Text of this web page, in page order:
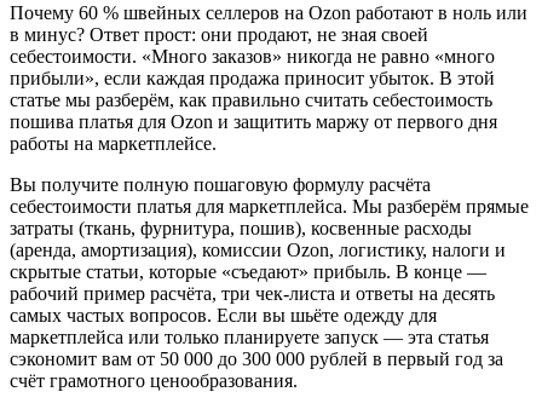
Почему 60 % швейных селлеров на Ozon работают в ноль или
в минус? Ответ прост: они продают, не зная своей
себестоимости. «Много заказов» никогда не равно «много
прибыли», если каждая продажа приносит убыток. В этой
статье мы разберём, как правильно считать себестоимость
пошива платья для Ozon и защитить маржу от первого дня
работы на маркетплейсе.
Вы получите полную пошаговую формулу расчёта
себестоимости платья для маркетплейса. Мы разберём прямые
затраты (ткань, фурнитура, пошив), косвенные расходы
(аренда, амортизация), комиссии Ozon, логистику, налоги и
скрытые статьи, которые «съедают» прибыль. В конце —
рабочий пример расчёта, три чек-листа и ответы на десять
самых частых вопросов. Если вы шьёте одежду для
маркетплейса или только планируете запуск — эта статья
сэкономит вам от 50 000 до 300 000 рублей в первый год за
счёт грамотного ценообразования.